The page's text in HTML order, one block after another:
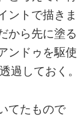
ントで描きま
から先に塗る
ンドゥを駆使
過しておく。
てたもので